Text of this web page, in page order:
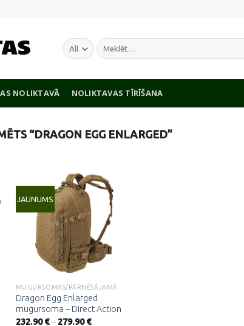
Meklēt:
NOLIKTAVĀ NOLIKTAVAS TĪRĪŠANA
“DRAGON EGG ENLARGED”
JAUNUMS
Pievienot
vēlmju
sarakstam
MUGURSOMAS/PĀRNĒSĀJAMĀS SOMAS
Dragon Egg Enlarged
mugursoma – Direct Action
232.90€ – 279.90€Price